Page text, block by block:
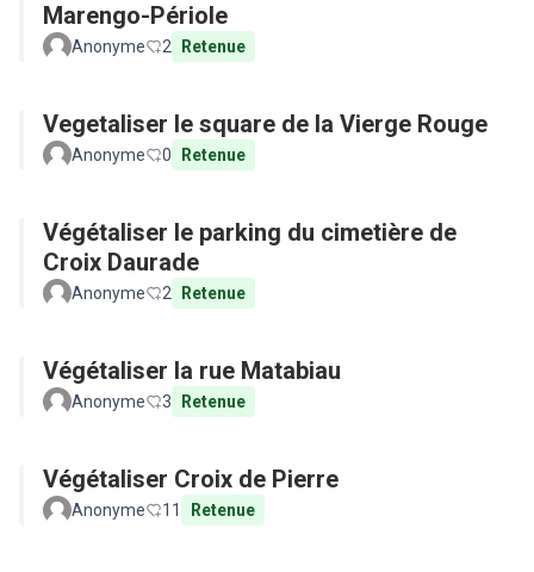
Marengo-Périole
Anonyme 2 Retenue
Vegetaliser le square de la Vierge Rouge
Anonyme 0 Retenue
Végétaliser le parking du cimetière de
Croix Daurade
Anonyme 2 Retenue
Végétaliser la rue Matabiau
Anonyme 3 Retenue
Végétaliser Croix de Pierre
Anonyme 11 Retenue